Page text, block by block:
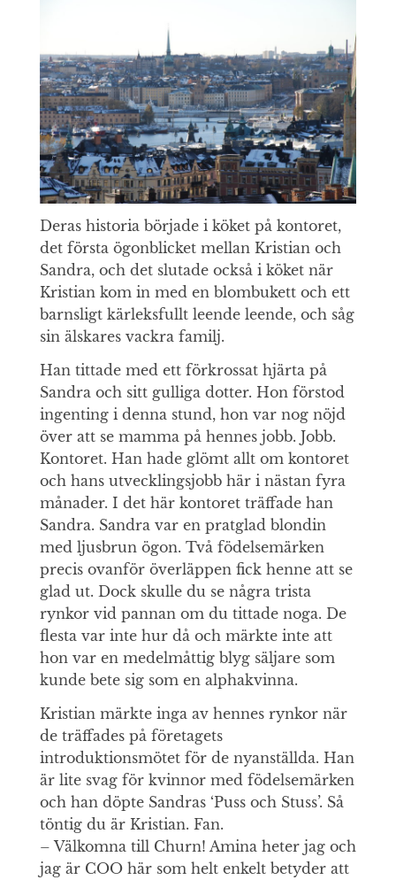
Deras historia började i köket på kontoret,
det första ögonblicket mellan Kristian och
Sandra, och det slutade också i köket när
Kristian kom in med en blombukett och ett
barnsligt kärleksfullt leende leende, och såg
sin älskares vackra familj.
Han tittade med ett förkrossat hjärta på
Sandra och sitt gulliga dotter. Hon förstod
ingenting i denna stund, hon var nog nöjd
över att se mamma på hennes jobb. Jobb.
Kontoret. Han hade glömt allt om kontoret
och hans utvecklingsjobb här i nästan fyra
månader. I det här kontoret träffade han
Sandra. Sandra var en pratglad blondin
med ljusbrun ögon. Två födelsemärken
precis ovanför överläppen fick henne att se
glad ut. Dock skulle du se några trista
rynkor vid pannan om du tittade noga. De
flesta var inte hur då och märkte inte att
hon var en medelmåttig blyg säljare som
kunde bete sig som en alphakvinna.
Kristian märkte inga av hennes rynkor när
de träffades på företagets
introduktionsmötet för de nyanställda. Han
är lite svag för kvinnor med födelsemärken
och han döpte Sandras ‘Puss och Stuss’. Så
töntig du är Kristian. Fan.
– Välkomna till Churn! Amina heter jag och
jag är COO här som helt enkelt betyder att